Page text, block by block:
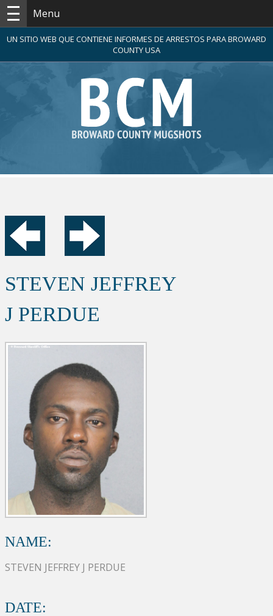
Menu
UN SITIO WEB QUE CONTIENE INFORMES DE ARRESTOS PARA BROWARD
COUNTY USA
STEVEN JEFFREY
J PERDUE
NAME:
STEVEN JEFFREY J PERDUE
DATE: